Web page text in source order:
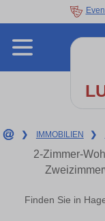
❯ IMMOBILIEN ❯
2-Zimmer-
Finden Sie in